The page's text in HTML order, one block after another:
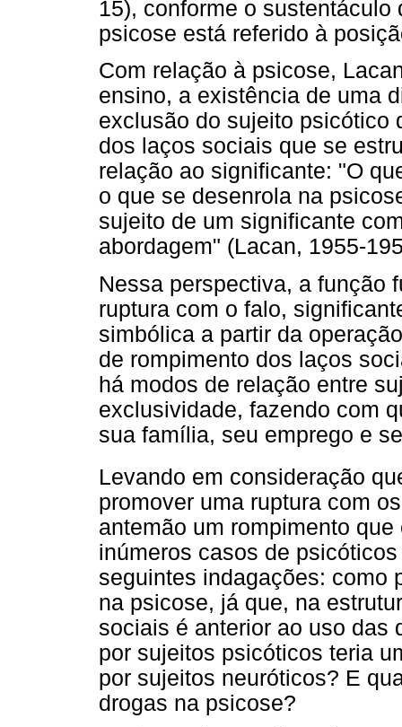
15), conforme o
psicose está referido à
Com relação à psicose,
ensino, a existência de uma
exclusão do sujeito psicótico
dos laços sociais que se
relação ao significante: "O
o que se desenrola na
sujeito de um significante
abordagem" (Lacan, 1955-
Nessa perspectiva, a função
ruptura com o falo,
simbólica a partir da
de rompimento dos laços
há modos de relação entre
exclusividade, fazendo com
sua família, seu emprego e
Levando em consideração
promover uma ruptura com
antemão um rompimento
inúmeros casos de
seguintes indagações: como
na psicose, já que, na
sociais é anterior ao uso das
por sujeitos psicóticos teria
por sujeitos neuróticos? E
drogas na psicose?